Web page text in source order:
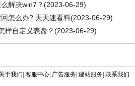
解决win7？(2023-06-29)
怎么办? 天天速看料(2023-06-29)
样自定义表盘？(2023-06-29)
于我们| 客服中心| 广告服务| 建站服务| 联系我们